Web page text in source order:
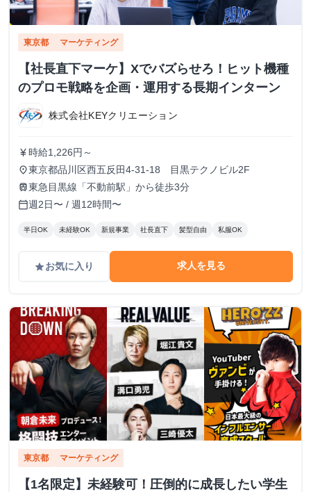
東京都 マーケティング
【社長直下マーケ】Xでバズらせろ！ヒット機種
のプロモ戦略を企画・運用する長期インターン
株式会社KEYクリエーション
currency_yen 時給1,226円～
place東京都品川区西五反田4-31-18 目黒テクノビル2F
train東急目黒線「不動前駅」から徒歩3分
calendar_today週2日〜 / 週12時間〜
半日OK 未経験OK 新規事業 社長直下 髪型自由 私服OK
gradeお気に入り 求人を見る
東京都 マーケティング
【1名限定】未経験可！圧倒的に成長したい学生